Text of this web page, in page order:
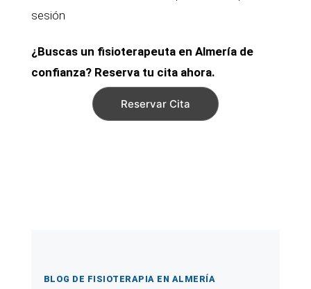
sesión
¿Buscas un fisioterapeuta en Almería de
confianza? Reserva tu cita ahora.
Reservar Cita
BLOG DE FISIOTERAPIA EN ALMERÍA